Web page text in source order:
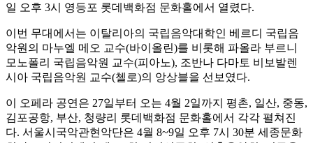
일 오후 3시 영등포 롯데백화점 문화홀에서 열렸다.
이번 무대에서는 이탈리아의 국립음악대학인 베르디 국립음
악원의 마누엘 메오 교수(바이올린)를 비롯해 파올라 부르니
모노폴리 국립음악원 교수(피아노), 조반나 다마토 비보발렌
시아 국립음악원 교수(첼로)의 앙상블을 선보였다.
이 오페라 공연은 27일부터 오는 4월 2일까지 평촌, 일산, 중동,
김포공항, 부산, 청량리 롯데백화점 문화홀에서 각각 펼쳐진
다. 서울시국악관현악단은 4월 8~9일 오후 7시 30분 세종문화